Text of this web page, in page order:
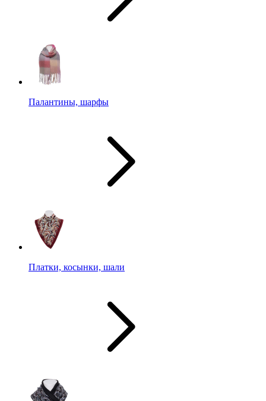
Палантины, шарфы
Платки, косынки, шали